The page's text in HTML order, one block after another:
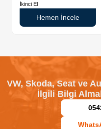
İkinci El
Hemen İncele
VW, Skoda, Seat ve
İlgili Bilgi